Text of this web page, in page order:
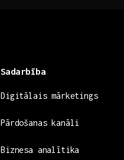
Sadarbība
Digitālais mārketings
Pārdošanas kanāli
Biznesa analītika